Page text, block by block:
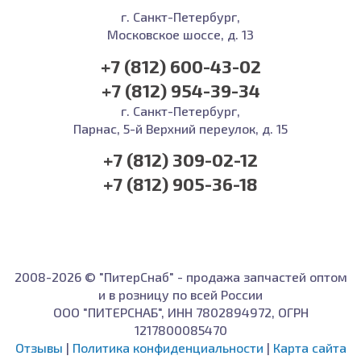
г. Санкт-Петербург,
Московское шоссе, д. 13
+7 (812) 600-43-02
+7 (812) 954-39-34
г. Санкт-Петербург,
Парнас, 5-й Верхний переулок, д. 15
+7 (812) 309-02-12
+7 (812) 905-36-18
2008-2026 © "ПитерСнаб" - продажа запчастей оптом
и в розницу по всей России
ООО "ПИТЕРСНАБ", ИНН 7802894972, ОГРН
1217800085470
Отзывы | Политика конфиденциальности | Карта сайта